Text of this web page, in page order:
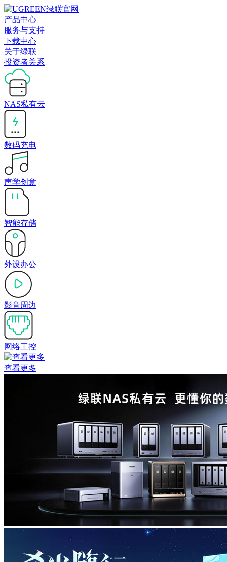
产品中心
服务与支持
下载中心
关于绿联
投资者关系
NAS私有云
数码充电
声学创意
智能存储
外设办公
影音周边
网络工控
查看更多